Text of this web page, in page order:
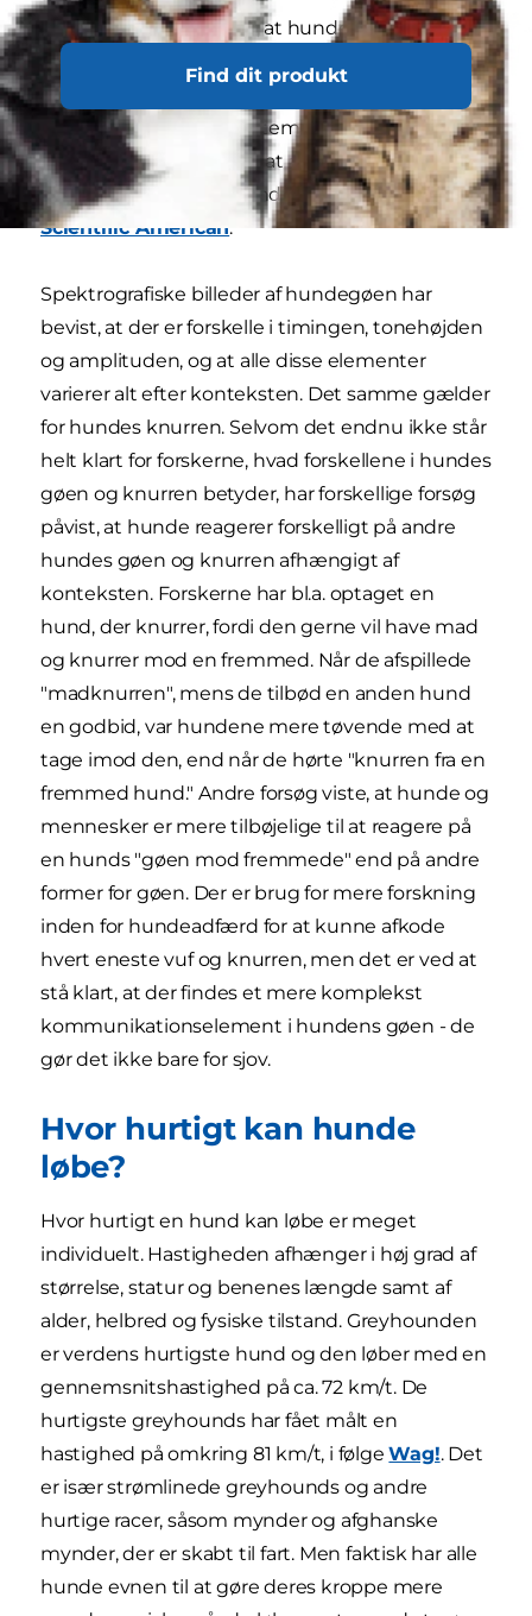
Find dit produkt
Førhen troede biologer, at hundes gøen ikke
ændrede sig, uanset af hvad de ville fortælle os.
Ny forskning i hundens biologi viser imidlertid,
at hunde har elastiske stemmebånd, hvilket
giver dem mulighed for at ændre lyden af deres
gøen en smule for at ændre budskabet, skriver
Scientific American.
Spektrografiske billeder af hundegøen har
bevist, at der er forskelle i timingen, tonehøjden
og amplituden, og at alle disse elementer
varierer alt efter konteksten. Det samme gælder
for hundes knurren. Selvom det endnu ikke står
helt klart for forskerne, hvad forskellene i hundes
gøen og knurren betyder, har forskellige forsøg
påvist, at hunde reagerer forskelligt på andre
hundes gøen og knurren afhængigt af
konteksten. Forskerne har bl.a. optaget en
hund, der knurrer, fordi den gerne vil have mad
og knurrer mod en fremmed. Når de afspillede
"madknurren", mens de tilbød en anden hund
en godbid, var hundene mere tøvende med at
tage imod den, end når de hørte "knurren fra en
fremmed hund." Andre forsøg viste, at hunde og
mennesker er mere tilbøjelige til at reagere på
en hunds "gøen mod fremmede" end på andre
former for gøen. Der er brug for mere forskning
inden for hundeadfærd for at kunne afkode
hvert eneste vuf og knurren, men det er ved at
stå klart, at der findes et mere komplekst
kommunikationselement i hundens gøen - de
gør det ikke bare for sjov.
Hvor hurtigt kan hunde
løbe?
Hvor hurtigt en hund kan løbe er meget
individuelt. Hastigheden afhænger i høj grad af
størrelse, statur og benenes længde samt af
alder, helbred og fysiske tilstand. Greyhounden
er verdens hurtigste hund og den løber med en
gennemsnitshastighed på ca. 72 km/t. De
hurtigste greyhounds har fået målt en
hastighed på omkring 81 km/t, i følgeWag!. Det
er især strømlinede greyhounds og andre
hurtige racer, såsom mynder og afghanske
mynder, der er skabt til fart. Men faktisk har alle
hunde evnen til at gøre deres kroppe mere